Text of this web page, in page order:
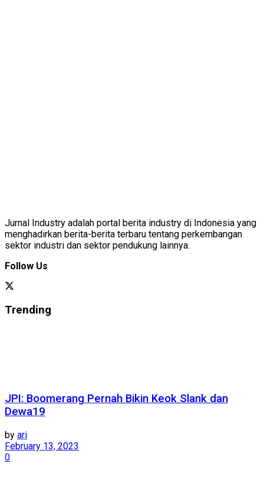
Jurnal Industry adalah portal berita industry di Indonesia yang
menghadirkan berita-berita terbaru tentang perkembangan
sektor industri dan sektor pendukung lainnya.
Follow Us
Trending
JPI: Boomerang Pernah Bikin Keok Slank dan
Dewa19
by ari
February 13, 2023
0